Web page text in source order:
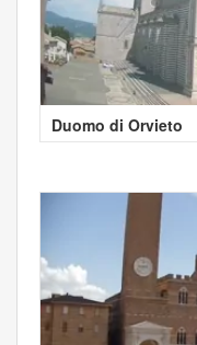
Duomo di Orvieto